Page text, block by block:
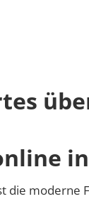
die moderne